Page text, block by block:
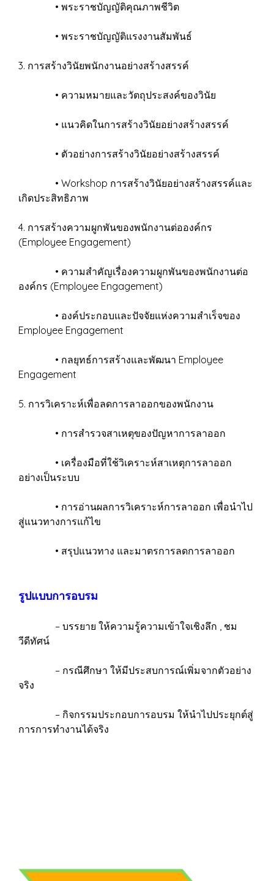
• พระราชบัญญัติคุณภาพชีวิต
• พระราชบัญญัติแรงงานสัมพันธ์
3. การสร้างวินัยพนักงานอย่างสร้างสรรค์
• ความหมายและวัตถุประสงค์ของวินัย
• แนวคิดในการสร้างวินัยอย่างสร้างสรรค์
• ตัวอย่างการสร้างวินัยอย่างสร้างสรรค์
• Workshop การสร้างวินัยอย่างสร้างสรรค์และ
เกิดประสิทธิภาพ
4. การสร้างความผูกพันของพนักงานต่อองค์กร
(Employee Engagement)
• ความสำคัญเรื่องความผูกพันของพนักงานต่อ
องค์กร (Employee Engagement)
• องค์ประกอบและปัจจัยแห่งความสำเร็จของ
Employee Engagement
• กลยุทธ์การสร้างและพัฒนา Employee
Engagement
5. การวิเคราะห์เพื่อลดการลาออกของพนักงาน
• การสำรวจสาเหตุของปัญหาการลาออก
• เครื่องมือที่ใช้วิเคราะห์สาเหตุการลาออก
อย่างเป็นระบบ
• การอ่านผลการวิเคราะห์การลาออก เพื่อนำไป
สู่แนวทางการแก้ไข
• สรุปแนวทาง และมาตรการลดการลาออก
รูปแบบการอบรม
– บรรยาย ให้ความรู้ความเข้าใจเชิงลึก , ชม
วีดีทัศน์
– กรณีศึกษา ให้มีประสบการณ์เพิ่มจากตัวอย่าง
จริง
– กิจกรรมประกอบการอบรม ให้นำไปประยุกต์สู่
การการทำงานได้จริง